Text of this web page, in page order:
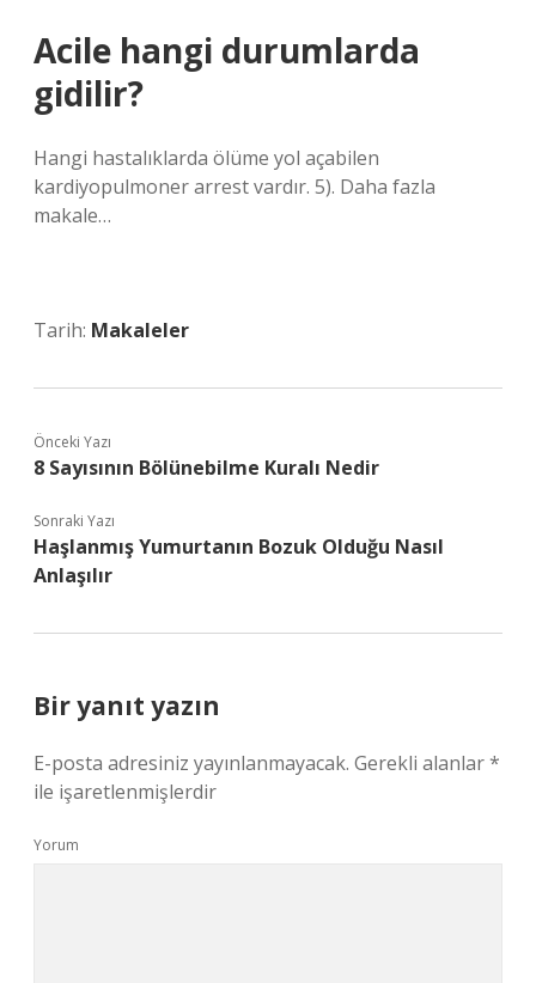
Acile hangi durumlarda
gidilir?
Hangi hastalıklarda ölüme yol açabilen
kardiyopulmoner arrest vardır. 5). Daha fazla
makale…
Tarih: Makaleler
Önceki Yazı
8 Sayısının Bölünebilme Kuralı Nedir
Sonraki Yazı
Haşlanmış Yumurtanın Bozuk Olduğu Nasıl
Anlaşılır
Bir yanıt yazın
E-posta adresiniz yayınlanmayacak. Gerekli alanlar*
ile işaretlenmişlerdir
Yorum